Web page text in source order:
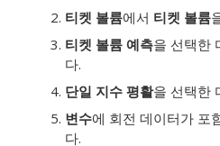
티켓 볼륨에서 티켓 볼륨
티켓 볼륨 예측을 선택한
다.
단일 지수 평활을 선택한
변수에 회전 데이터가 포
다.